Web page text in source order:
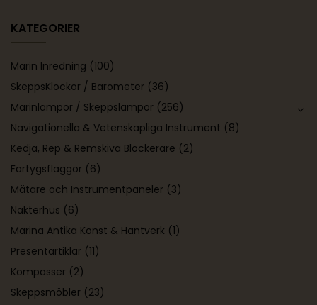
KATEGORIER
Marin Inredning (100)
SkeppsKlockor / Barometer (36)
Marinlampor / Skeppslampor (256)
Navigationella & Vetenskapliga Instrument (8)
Kedja, Rep & Remskiva Blockerare (2)
Fartygsflaggor (6)
Mätare och Instrumentpaneler (3)
Nakterhus (6)
Marina Antika Konst & Hantverk (1)
Presentartiklar (11)
Kompasser (2)
Skeppsmöbler (23)